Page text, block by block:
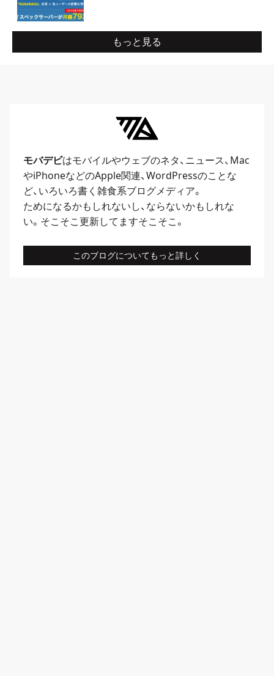
もっと見る
モバデビはモバイルやウェブのネタ、 ニュース、 Mac
やiPhoneなどのApple関連、WordPressのことな
ど、いろいろ書く雑食系ブログメディア。
ためになるかもしれないし、ならないかもしれな
い。そこそこ更新してますそこそこ。
このブログについてもっと詳しく